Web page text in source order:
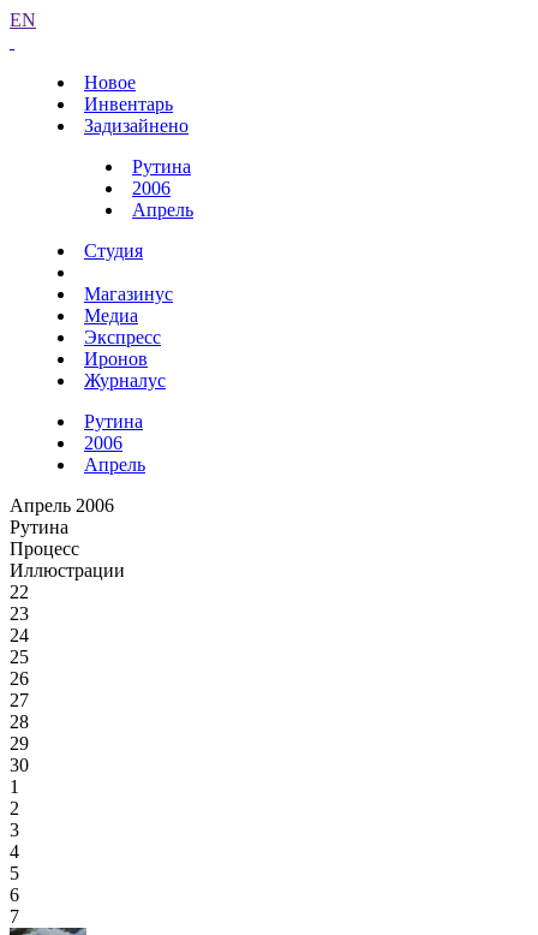
EN
Новое
Инвентарь
Задизайнено
Рутина
2006
Апрель
Студия
Магазинус
Медиа
Экспресс
Иронов
Журналус
Рутина
2006
Апрель
Апрель 2006
Рутина
Процесс
Иллюстрации
22
23
24
25
26
27
28
29
30
1
2
3
4
5
6
7